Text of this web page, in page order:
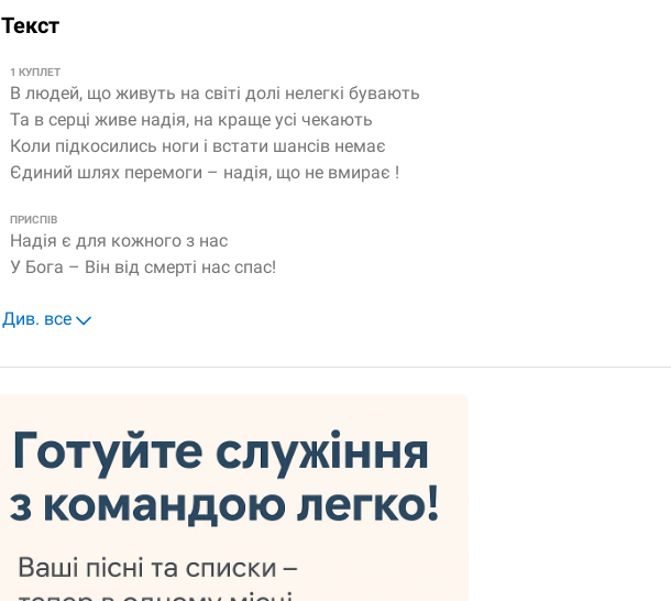
Текст
1 КУПЛЕТ
В людей, що живуть на світі долі нелегкі бувають
Та в серці живе надія, на краще усі чекають
Коли підкосились ноги і встати шансів немає
Єдиний шлях перемоги – надія, що не вмирає !
ПРИСПІВ
Надія є для кожного з нас
У Бога – Він від смерті нас спас!
Див. все